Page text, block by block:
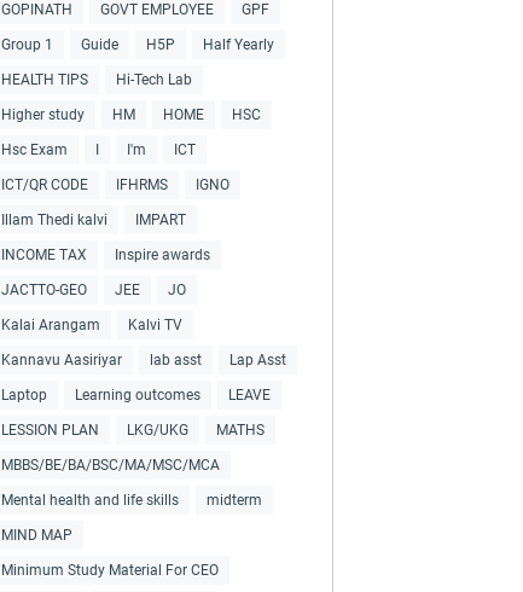
GOPINATH GOVT EMPLOYEE GPF
Group 1 Guide H5P Half Yearly
HEALTH TIPS Hi-Tech Lab
Higher study HM HOME HSC
Hsc Exam I'm ICT
ICT/QR CODE IFHRMS IGNO
Illam Thedi kalvi IMPART
INCOME TAX Inspire awards
JACTTO-GEO JEE JO
Kalai Arangam Kalvi TV
Kannavu Aasiriyar lab asst Lap Asst
Laptop Learning outcomes LEAVE
LESSION PLAN LKG/UKG MATHS
MBBS/BE/BA/BSC/MA/MSC/MCA
Mental health and life skills midterm
MIND MAP
Minimum Study Material For CEO